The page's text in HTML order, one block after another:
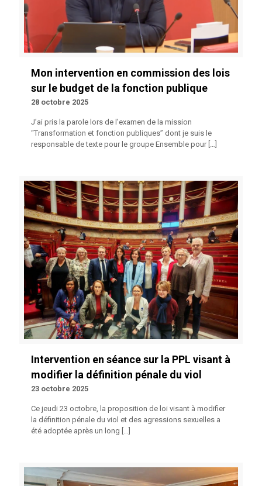
Mon intervention en commission des lois
sur le budget de la fonction publique
28 octobre 2025
J’ai pris la parole lors de l’examen de la mission
“Transformation et fonction publiques” dont je suis le
responsable de texte pour le groupe Ensemble pour[…]
Intervention en séance sur la PPL visant à
modifier la définition pénale du viol
23 octobre 2025
Ce jeudi 23 octobre, la proposition de loi visant à modifier
la définition pénale du viol et des agressions sexuelles a
été adoptée après un long